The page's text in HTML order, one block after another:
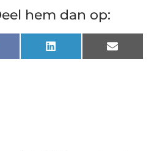
hem dan op:
LinkedIn Email